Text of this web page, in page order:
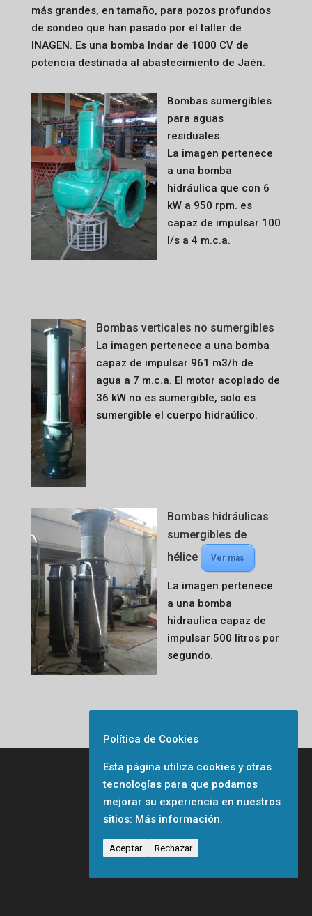
más grandes, en tamaño, para pozos profundos
de sondeo que han pasado por el taller de
INAGEN. Es una bomba Indar de 1000 CV de
potencia destinada al abastecimiento de Jaén.
Bombas sumergibles
para aguas
residuales.
La imagen pertenece
a una bomba
hidráulica que con 6
kW a 950 rpm. es
capaz de impulsar 100
l/s a 4 m.c.a.
Bombas verticales no sumergibles
La imagen pertenece a una bomba
capaz de impulsar 961 m3/h de
agua a 7 m.c.a. El motor acoplado de
36 kW no es sumergible, solo es
sumergible el cuerpo hidraúlico.
Bombas hidráulicas
sumergibles de
hélice
Ver más
La imagen pertenece
a una bomba
hidraulica capaz de
impulsar 500 litros por
segundo.
Política de Cookies
Esta página utiliza cookies y otras
tecnologías para que podamos
mejorar su experiencia en nuestros
sitios: Más información.
Aceptar Rechazar